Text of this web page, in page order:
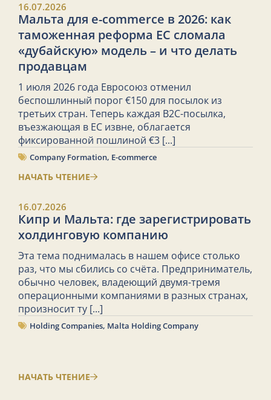
16.07.2026
Мальта для e-commerce в 2026: как
таможенная реформа ЕС сломала
«дубайскую» модель – и что делать
продавцам
1 июля 2026 года Евросоюз отменил
беспошлинный порог €150 для посылок из
третьих стран. Теперь каждая B2C-посылка,
въезжающая в ЕС извне, облагается
фиксированной пошлиной €3 [...]
Company Formation, E-commerce
НАЧАТЬ ЧТЕНИЕ
16.07.2026
Кипр и Мальта: где зарегистрировать
холдинговую компанию
Эта тема поднималась в нашем офисе столько
раз, что мы сбились со счёта. Предприниматель,
обычно человек, владеющий двумя-тремя
операционными компаниями в разных странах,
произносит ту [...]
Holding Companies, Malta Holding Company
НАЧАТЬ ЧТЕНИЕ